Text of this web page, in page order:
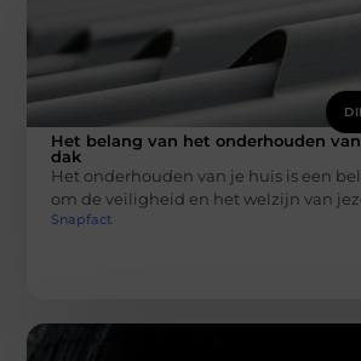
Het belang van het onderhouden
dak
Het onderhouden van je huis is een
om de veiligheid en het welzijn van
Snapfact